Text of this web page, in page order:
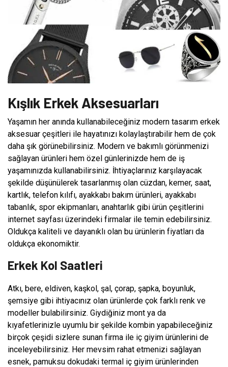
Kışlık Erkek Aksesuarları
Yaşamın her anında kullanabileceğiniz modern tasarım erkek
aksesuar çeşitleri ile hayatınızı kolaylaştırabilir hem de çok
daha şık görünebilirsiniz. Modern ve bakımlı görünmenizi
sağlayan ürünleri hem özel günlerinizde hem de iş
yaşamınızda kullanabilirsiniz. İhtiyaçlarınız karşılayacak
şekilde düşünülerek tasarlanmış olan cüzdan, kemer, saat,
kartlık, telefon kılıfı, ayakkabı bakım ürünleri, ayakkabı
tabanlık, spor ekipmanları, anahtarlık gibi ürün çeşitlerini
internet sayfası üzerindeki firmalar ile temin edebilirsiniz.
Oldukça kaliteli ve dayanıklı olan bu ürünlerin fiyatları da
oldukça ekonomiktir.
Erkek Kol Saatleri
Atkı, bere, eldiven, kaşkol, şal, çorap, şapka, boyunluk,
şemsiye gibi ihtiyacınız olan ürünlerde çok farklı renk ve
modeller bulabilirsiniz. Giydiğiniz mont ya da
kıyafetlerinizle uyumlu bir şekilde kombin yapabileceğiniz
birçok çeşidi sizlere sunan firma ile iç giyim ürünlerini de
inceleyebilirsiniz. Her mevsim rahat etmenizi sağlayan
esnek, pamuksu dokudaki termal iç giyim ürünlerinden